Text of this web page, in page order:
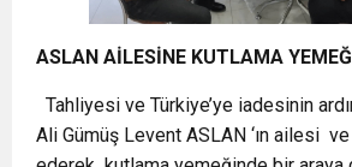
ASLAN AİLESİNE KUTLAMA
Tahliyesi ve Türkiye’ye iadesinin
Ali Gümüş Levent ASLAN ‘ın ailesi